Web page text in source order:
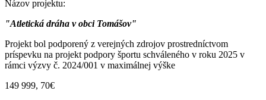
Názov projektu:
"Atletická dráha v obci Tomášov"
Projekt bol podporený z verejných zdrojov prostredníctvom
príspevku na projekt podpory športu schváleného v roku 2025 v
rámci výzvy č. 2024/001 v maximálnej výške
149 999, 70€